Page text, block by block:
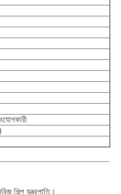
শিল্প যন্ত্রপাতি।